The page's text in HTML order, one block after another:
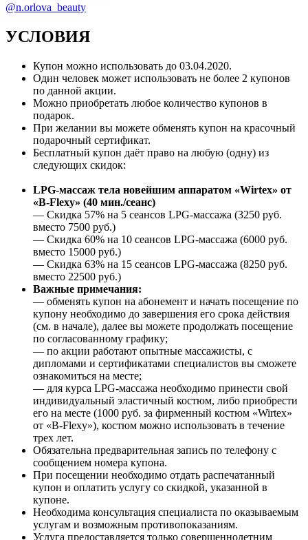
@n.orlova_beauty
УСЛОВИЯ
Купон можно использовать до 03.04.2020.
Один человек может использовать не более 2 купонов
по данной акции.
Можно приобретать любое количество купонов в
подарок.
При желании вы можете обменять купон на красочный
подарочный сертификат.
Бесплатный купон даёт право на любую (одну) из
следующих скидок:
LPG-массаж тела новейшим аппаратом «Wirtex» от
«B-Flexy» (40 мин./сеанс)
— Скидка 57% на 5 сеансов LPG-массажа (3250 руб.
вместо 7500 руб.)
— Скидка 60% на 10 сеансов LPG-массажа (6000 руб.
вместо 15000 руб.)
— Скидка 63% на 15 сеансов LPG-массажа (8250 руб.
вместо 22500 руб.)
Важные примечания:
— обменять купон на абонемент и начать посещение по
купону необходимо до завершения его срока действия
(см. в начале), далее вы можете продолжать посещение
по согласованному графику;
— по акции работают опытные массажисты, с
дипломами и сертификатами специалистов вы сможете
ознакомиться на месте;
— для курса LPG-массажа необходимо принести свой
индивидуальный эластичный костюм, либо приобрести
его на месте (1000 руб. за фирменный костюм «Wirtex»
от «B-Flexy»), костюм можно использовать в течение
трех лет.
Обязательна предварительная запись по телефону с
сообщением номера купона.
При посещении необходимо отдать распечатанный
купон и оплатить услугу со скидкой, указанной в
купоне.
Необходима консультация специалиста по оказываемым
услугам и возможным противопоказаниям.
Услуга предоставляется только совершеннолетним